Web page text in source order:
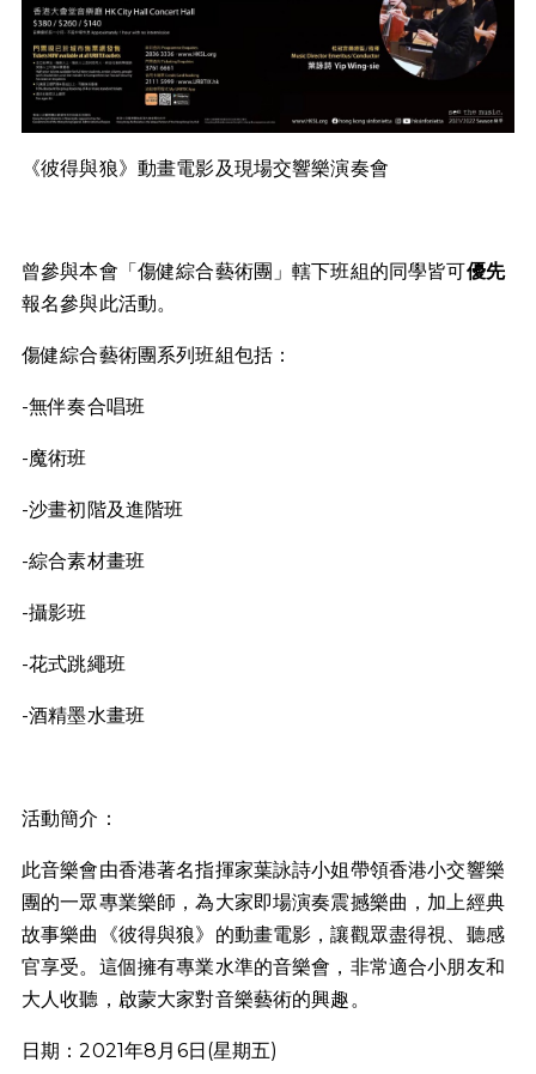
《彼得與狼》動畫電影及現場交響樂演奏會
曾參與本會「傷健綜合藝術團」轄下班組的同學皆可優先
報名參與此活動。
傷健綜合藝術團系列班組包括：
-無伴奏合唱班
-魔術班
-沙畫初階及進階班
-綜合素材畫班
-攝影班
-花式跳繩班
-酒精墨水畫班
活動簡介：
此音樂會由香港著名指揮家葉詠詩小姐帶領香港小交響樂
團的一眾專業樂師，為大家即場演奏震撼樂曲，加上經典
故事樂曲《彼得與狼》的動畫電影，讓觀眾盡得視、聽感
官享受。這個擁有專業水準的音樂會，非常適合小朋友和
大人收聽，啟蒙大家對音樂藝術的興趣。
日期：2021年8月6日(星期五)